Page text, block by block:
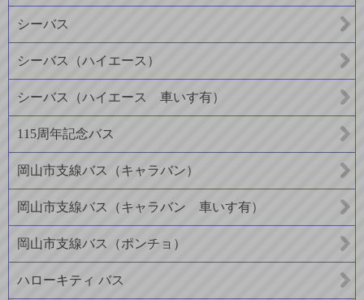
シーバス
シーバス（ハイエース）
シーバス（ハイエース 車いす有）
115周年記念バス
岡山市支線バス（キャラバン）
岡山市支線バス（キャラバン 車いす有）
岡山市支線バス（ポンチョ）
ハローキティ バス